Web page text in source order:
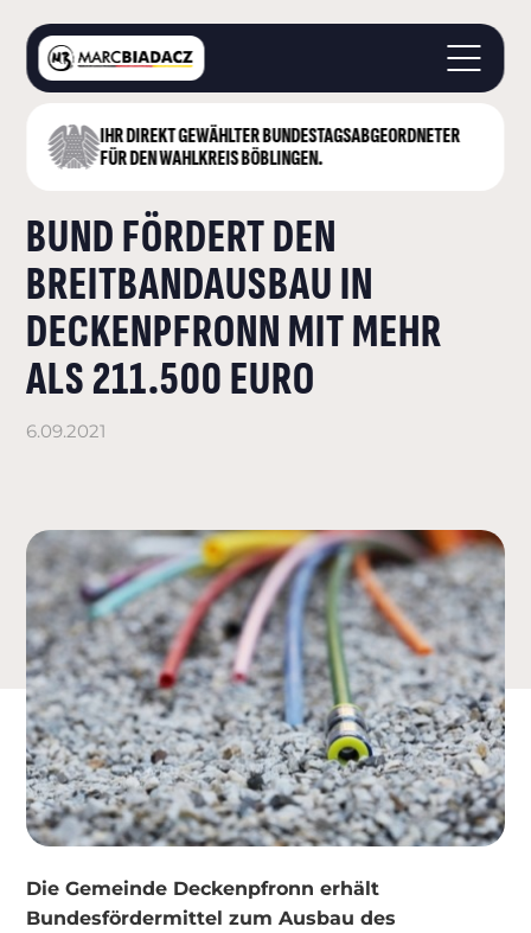
IHR DIREKT GEWÄHLTER BUNDESTAGS­ABGEORDNETER
FÜR DEN WAHLKREIS BÖBLINGEN.
STARTSEITE
LANDKREIS BÖBLINGEN
DEUTSCHER BUNDESTAG
AKTUELLES
KONTAKT
BUND FÖRDERT DEN
BREITBANDAUSBAU IN
DECKENPFRONN MIT MEHR
ALS 211.500 EURO
6.09.2021
Die Gemeinde Deckenpfronn erhält
Bundesfördermittel zum Ausbau des